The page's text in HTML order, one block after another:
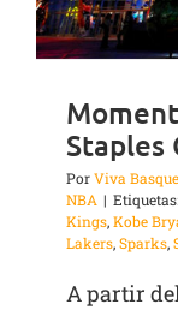
Staples
PorViva
NBA | Etiquetas:
Kings,Kobe
Lakers,Sparks,
A partir